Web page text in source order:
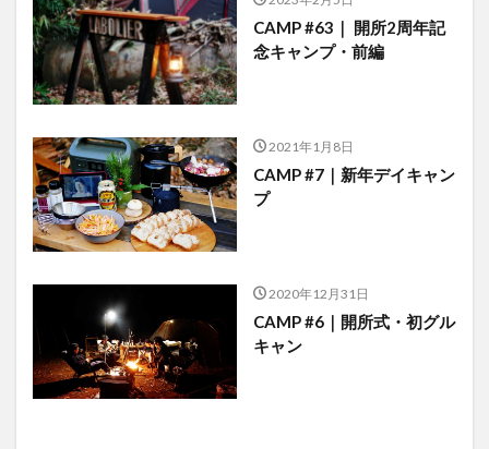
CAMP #63｜ 開所2周年記
念キャンプ・前編
2021年1月8日
CAMP #7｜新年デイキャン
プ
2020年12月31日
CAMP #6｜開所式・初グル
キャン